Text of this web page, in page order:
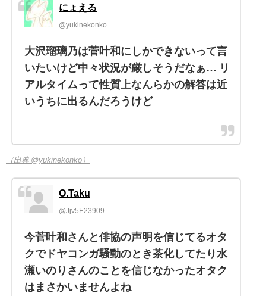
にょえる
@yukinekonko
大沢瑠璃乃は菅叶和にしかできないって言
いたいけど中々状況が厳しそうだなぁ… リ
アルタイムって性質上なんらかの解答は近
いうちに出るんだろうけど
（出典 @yukinekonko）
O.Taku
@Jjv5E23909
今菅叶和さんと俳協の声明を信じてるオタ
クでドヤコンガ騒動のとき茶化してたり水
瀬いのりさんのことを信じなかったオタク
はまさかいませんよね